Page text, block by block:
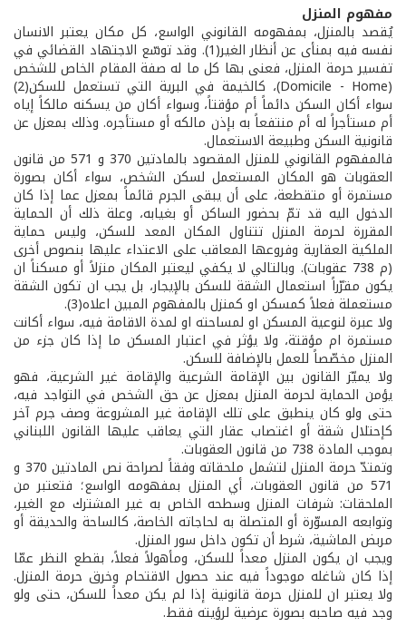
مفهوم المنزل
يُقصد بالمنزل، بمفهومه القانوني الواسع، كل مكان يعتبر الانسان
نفسه فيه بمنأى عن أنظار الغير(1). وقد توسّع الاجتهاد القضائي في
تفسير حرمة المنزل، فعنى بها كل ما له صفة المقام الخاص للشخص
(Domicile - Home)، كالخيمة في البرية التي تستعمل للسكن(2)
سواء أكان السكن دائماً أم مؤقتاً، وسواء أكان من يسكنه مالكاً إياه
أم مستأجراً له أم منتفعاً به بإذن مالكه أو مستأجره. وذلك بمعزل عن
قانونية السكن وطبيعة الاستعمال.
فالمفهوم القانوني للمنزل المقصود بالمادتين 370 و 571 من قانون
العقوبات هو المكان المستعمل لسكن الشخص، سواء أكان بصورة
مستمرة أو متقطعة، على أن يبقى الجرم قائماً بمعزل عما إذا كان
الدخول اليه قد تمّ بحضور الساكن أو بغيابه، وعلة ذلك أن الحماية
المقررة لحرمة المنزل تتناول المكان المعد للسكن، وليس حماية
الملكية العقارية وفروعها المعاقب على الاعتداء عليها بنصوص أخرى
(م 738 عقوبات). وبالتالي لا يكفي ليعتبر المكان منزلاً أو مسكناً ان
يكون مقرّراً استعمال الشقة للسكن بالإيجار، بل يجب ان تكون الشقة
مستعملة فعلاً كمسكن او كمنزل بالمفهوم المبين اعلاه(3).
ولا عبرة لنوعية المسكن او لمساحته او لمدة الاقامة فيه، سواء أكانت
مستمرة ام مؤقتة، ولا يؤثر في اعتبار المسكن ما إذا كان جزء من
المنزل مخصّصاً للعمل بالإضافة للسكن.
ولا يميّز القانون بين الإقامة الشرعية والإقامة غير الشرعية، فهو
يؤمن الحماية لحرمة المنزل بمعزل عن حق الشخص في التواجد فيه،
حتى ولو كان ينطبق على تلك الإقامة غير المشروعة وصف جرم آخر
كإحتلال شقة أو اغتصاب عقار التي يعاقب عليها القانون اللبناني
بموجب المادة 738 من قانون العقوبات.
وتمتدّ حرمة المنزل لتشمل ملحقاته وفقاً لصراحة نص المادتين 370 و
571 من قانون العقوبات، أي المنزل بمفهومه الواسع؛ فتعتبر من
الملحقات: شرفات المنزل وسطحه الخاص به غير المشترك مع الغير،
وتوابعه المسوّرة أو المتصلة به لحاجاته الخاصة، كالساحة والحديقة أو
مربض الماشية، شرط أن تكون داخل سور المنزل.
ويجب ان يكون المنزل معداً للسكن، ومأهولاً فعلاً، بقطع النظر عمّا
إذا كان شاغله موجوداً فيه عند حصول الاقتحام وخرق حرمة المنزل.
ولا يعتبر ان للمنزل حرمة قانونية إذا لم يكن معداً للسكن، حتى ولو
وجد فيه صاحبه بصورة عرضية لرؤيته فقط.